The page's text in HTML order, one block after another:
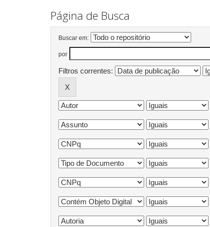
Página de Busca
Buscar em:
por
Filtros correntes: